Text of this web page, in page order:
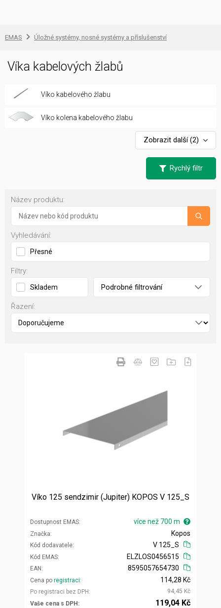
EMAS Úložné systémy, nosné systémy a příslušenství
Víka kabelových žlabů
Víko kabelového žlabu
Víko kolena kabelového žlabu
Zobrazit další(2)
Rychlý filtr
Název produktu:
Vyhledávání:
Přesné
Filtry:
Skladem Podrobné filtrování
Řazení:
Víko 125 sendzimir (Jupiter) KOPOS V 125_S
Dostupnost EMAS více než 700 m
Značka
Kód dodavatele
Kopos
V 125_S
Kód EMAS
EAN
ELZLOS0456515
8595057654730
Cena po registraci
Po registraci bez DPH
114,28 Kč
94,45 Kč
Vaše cena s DPH
119,04 Kč